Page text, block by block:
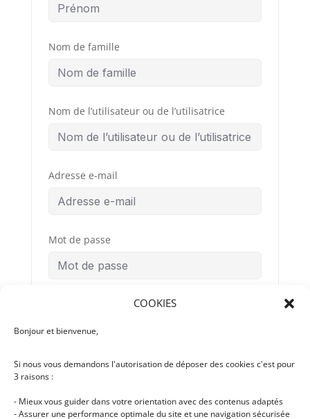
COOKIES
Bonjour et bienvenue,
Si nous vous demandons l'autorisation de déposer des cookies c'est pour
3 raisons :
- Mieux vous guider dans votre orientation avec des contenus adaptés
- Assurer une performance optimale du site et une navigation sécurisée
Nom de famille
Nom de l’utilisateur ou de l’utilisatrice
Adresse e-mail
Mot de passe
Confirmation du mot de passe
Conditions
d’Utilisation